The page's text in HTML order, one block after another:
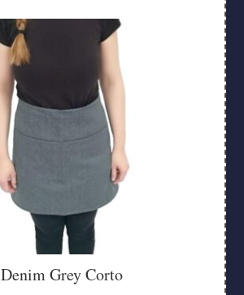
Denim Grey Corto